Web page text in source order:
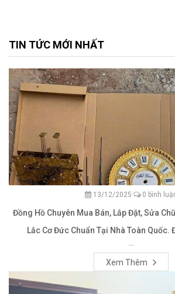
TIN TỨC MỚI NHẤT
13/12/2025 0 bình
Đồng Hồ Chuyên Mua Bán, Lắp Đặt, Sửa
Lắc Cơ Đức Chuẩn Tại Nhà Toàn Quốc.
Xem Thêm